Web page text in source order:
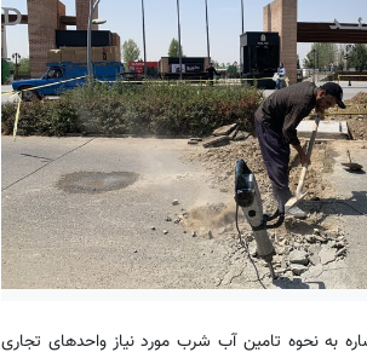
به نحوه تامین آب شرب مورد نیاز واحدهای تجاری